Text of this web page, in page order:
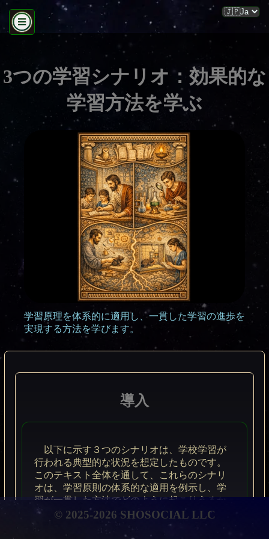
3つの学習シナリオ：効果的な
学習方法を学ぶ
学習原理を体系的に適用し、一貫した学習の進歩を
実現する方法を学びます。
導入
以下に示す３つのシナリオは、学校学習が
行われる典型的な状況を想定したものです。
このテキスト全体を通して、これらのシナリ
オは、学習原則の体系的な適用を例示し、学
習が一貫した方法でどのように起こりうるか
を示すために役立ちます。
© 2025-2026 SHOSOCIAL LLC